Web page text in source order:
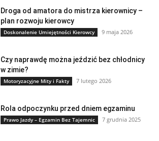
Droga od amatora do mistrza kierownicy –
plan rozwoju kierowcy
Doskonalenie Umiejętności Kierowcy 9 maja 2026
Czy naprawdę można jeździć bez chłodnicy
w zimie?
Motoryzacyjne Mity i Fakty 7 lutego 2026
Rola odpoczynku przed dniem egzaminu
Prawo Jazdy – Egzamin Bez Tajemnic 7 grudnia 2025